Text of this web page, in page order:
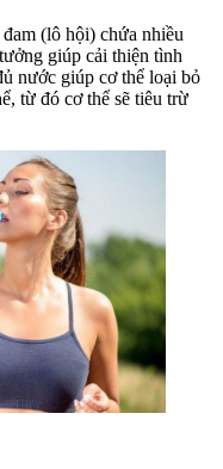
(lô hội) chứa nhiều
giúp cải thiện tình
nước giúp cơ thể loại bỏ
từ đó cơ thể sẽ tiêu trừ